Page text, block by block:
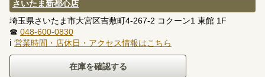
さいたま新都心店
埼玉県さいたま市大宮区吉敷町4-267-2 コクーン1 東館 1F
☎ 048-600-0830
ℹ 営業時間・店休日・アクセス情報はこちら